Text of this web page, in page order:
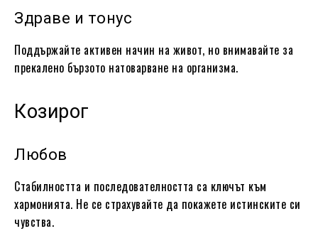
Здраве и тонус
Поддържайте активен начин на живот, но внимавайте за
прекалено бързото натоварване на организма.
Козирог
Любов
Стабилността и последователността са ключът към
хармонията. Не се страхувайте да покажете истинските си
чувства.